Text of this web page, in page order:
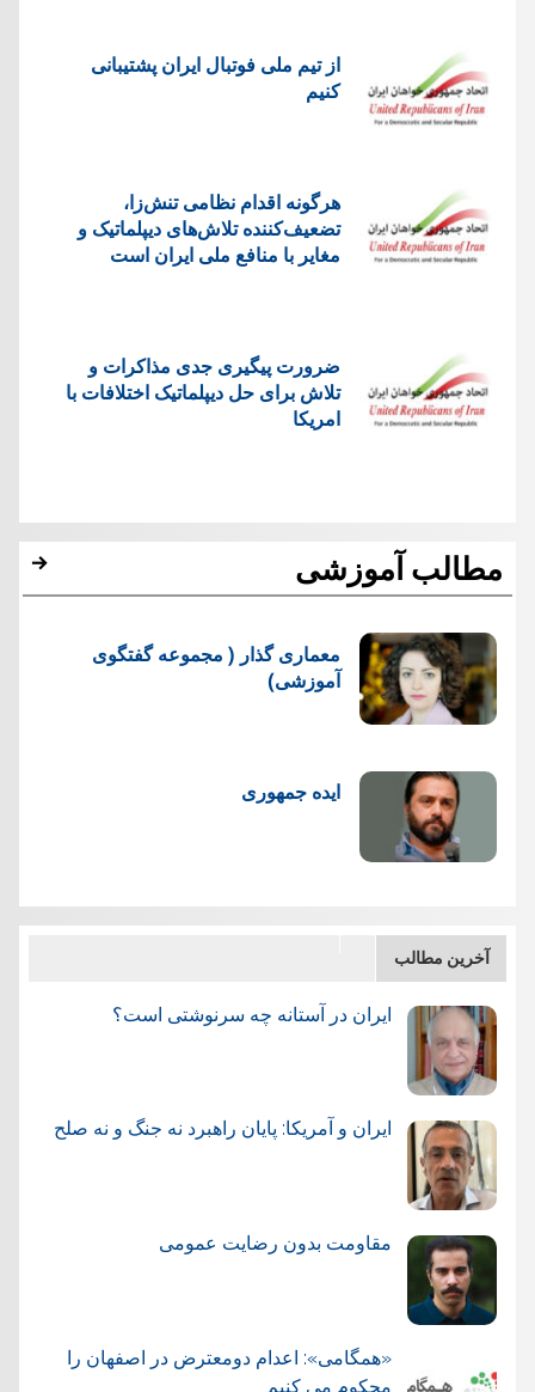
از تیم ملی فوتبال ایران پشتیبانی
کنیم
هرگونه اقدام نظامی تنش‌زا،
تضعیف‌کننده تلاش‌های دیپلماتیک و
مغایر با منافع ملی ایران است
ضرورت پیگیری جدی مذاکرات و
تلاش برای حل دیپلماتیک اختلافات با
امریکا
مطالب آموزشی
معماری گذار ( مجموعه گفتگوی
آموزشی)
ایده جمهوری
آخرین مطالب
ایران در آستانه چه سرنوشتی است؟
ایران و آمریکا: پایان راهبرد نه جنگ و نه صلح
مقاومت بدون رضایت عمومی
«همگامی»: اعدام دومعترض در اصفهان را
محکوم می کنیم